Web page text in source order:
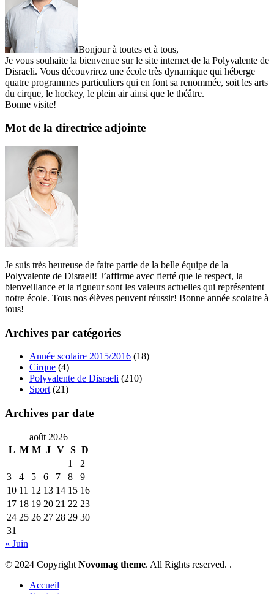
Bonjour à toutes et à tous,
Je vous souhaite la bienvenue sur le site internet de la Polyvalente de
Disraeli. Vous découvrirez une école très dynamique qui héberge
quatre programmes particuliers qui en font sa renommée, soit les arts
du cirque, le hockey, le plein air ainsi que le théâtre.
Bonne visite!
Mot de la directrice adjointe
Je suis très heureuse de faire partie de la belle équipe de la
Polyvalente de Disraeli! J’affirme avec fierté que le respect, la
bienveillance et la rigueur sont les valeurs actuelles qui représentent
notre école. Tous nos élèves peuvent réussir! Bonne année scolaire à
tous!
Archives par catégories
Année scolaire 2015/2016 (18)
Cirque (4)
Polyvalente de Disraeli (210)
Sport(21)
Archives par date
août 2026
L M M J V S D
1
2
3
4 5 6 7 8
9
10 11 12 13 14 15 16
17 18 19 20 21 22 23
24 25 26 27 28 29 30
31
« Juin
© 2024 Copyright Novomag theme. All Rights reserved. .
Accueil